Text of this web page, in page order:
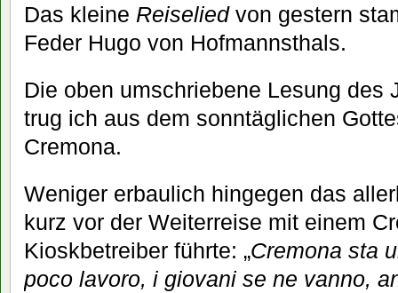
Das kleine Reiseliedvon gestern
Feder Hugo von Hofmannsthals.
Die oben umschriebene Lesung des
trug ich aus dem sonntäglichen
Cremona.
Weniger erbaulich hingegen das
kurz vor der Weiterreise mit einem
Kioskbetreiber führte: „Cremona sta
poco lavoro, i giovani se ne vanno,